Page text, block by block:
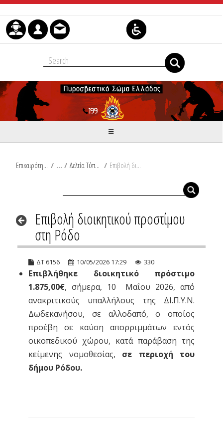
Μετάβαση στο περιεχόμενο
Επικαιρότητα / Δελτία Τύπου / Επιβολή διοικητικού προστίμου στη Ρόδο
Επιβολή διοικητικού προστίμου
στη Ρόδο
ΔΤ 6156 10/05/2026 17:29 330
Επιβλήθηκε διοικητικό πρόστιμο
1.875,00€, σήμερα, 10 Μαΐου 2026, από
ανακριτικούς υπαλλήλους της ΔΙ.Π.Υ.Ν.
Δωδεκανήσου, σε αλλοδαπό, ο οποίος
προέβη σε καύση απορριμμάτων εντός
οικοπεδικού χώρου, κατά παράβαση της
κείμενης νομοθεσίας, σε περιοχή του
δήμου Ρόδου.